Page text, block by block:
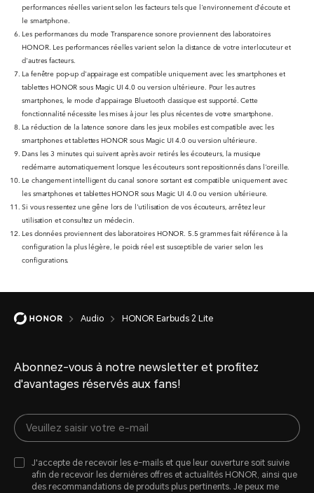
performances réelles varient selon les facteurs tels que l'environnement d'écoute et
le smartphone.
Les performances du mode Transparence sonore proviennent des laboratoires
HONOR. Les performances réelles varient selon la distance de votre interlocuteur et
d'autres facteurs.
La fenêtre pop-up d'appairage est compatible uniquement avec les smartphones et
tablettes HONOR sous Magic UI 4.0 ou version ultérieure. Pour les autres
smartphones, le mode d'appairage Bluetooth classique est supporté. Cette
fonctionnalité nécessite les mises à jour les plus récentes de votre smartphone.
La réduction de la latence sonore dans les jeux mobiles est compatible avec les
smartphones et tablettes HONOR sous Magic UI 4.0 ou version ultérieure.
Dans les 3 minutes qui suivent après avoir retirés les écouteurs, la musique
redémarre automatiquement lorsque les écouteurs sont repositionnés dans l'oreille.
Le changement intelligent du canal sonore sortant est compatible uniquement avec
les smartphones et tablettes HONOR sous Magic UI 4.0 ou version ultérieure.
Si vous ressentez une gêne lors de l'utilisation de vos écouteurs, arrêtez leur
utilisation et consultez un médecin.
Les données proviennent des laboratoires HONOR. 5.5 grammes fait référence à la
configuration la plus légère, le poids réel est susceptible de varier selon les
configurations.
Audio HONOR Earbuds 2 Lite
Abonnez-vous à notre newsletter et profitez
d'avantages réservés aux fans!
J'accepte de recevoir les e-mails et que leur ouverture soit suivie
afin de recevoir les dernières offres et actualités HONOR, ainsi que
des recommandations de produits plus pertinents. Je peux me